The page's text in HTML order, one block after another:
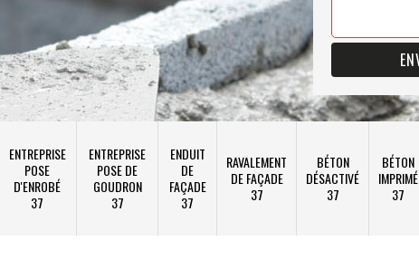
ENTREPRISE
POSE
D'ENROBÉ
37
ENTREPRISE
POSE DE
GOUDRON
37
ENDUIT
DE
FAÇADE
37
RAVALEMENT
DE FAÇADE
37
BÉTON
DÉSACTIVÉ
37
BÉTON
IMPRIMÉ
37